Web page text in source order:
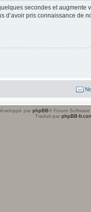
secondes et
pris connaissance de
par phpBB® Forum
Traduit par phpBB-